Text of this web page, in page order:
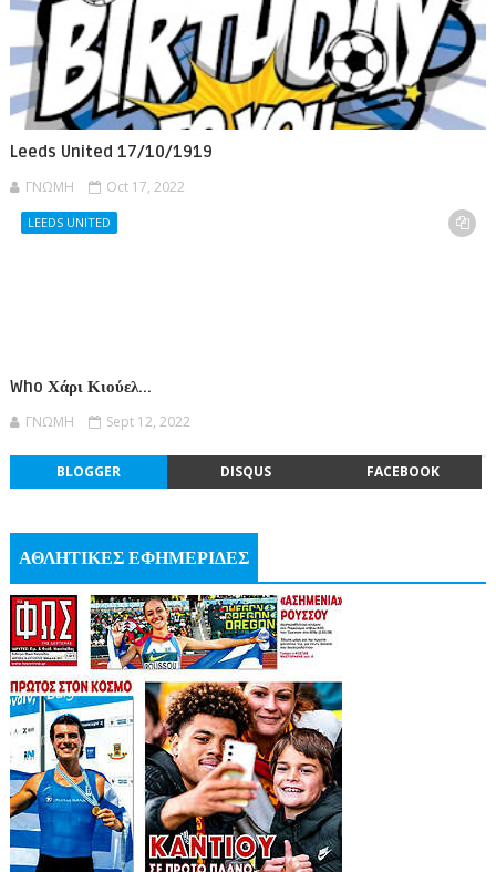
Leeds United 17/10/1919
ΓΝΩΜΗ Oct 17, 2022
LEEDS UNITED
Who Χάρι Κιούελ...
ΓΝΩΜΗ Sept 12, 2022
BLOGGER DISQUS FACEBOOK
ΑΘΛΗΤΙΚΕΣ ΕΦΗΜΕΡΙΔΕΣ